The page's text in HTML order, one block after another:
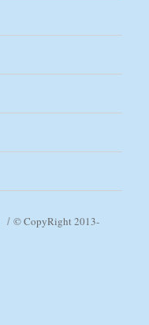
© CopyRight 2013-